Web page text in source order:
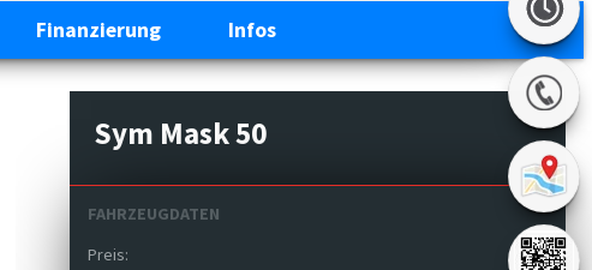
Finanzierung Infos
Sym Mask 50
FAHRZEUGDATEN
Preis: